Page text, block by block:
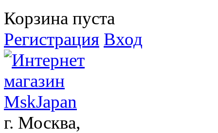
Корзина пуста
Регистрация Вход
г. Москва,